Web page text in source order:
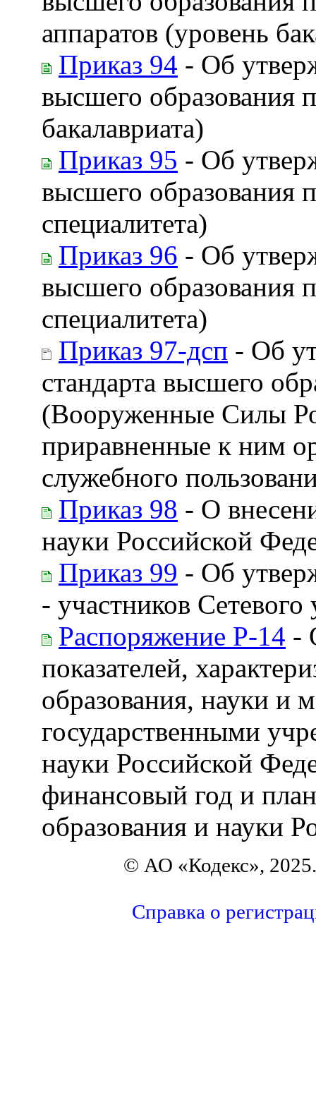
аппаратов (уровень
Приказ 94 - Об
высшего образования
бакалавриата)
Приказ 95 - Об
высшего образования
специалитета)
Приказ 96 - Об
высшего образования
специалитета)
Приказ 97-дсп - Об
стандарта высшего
(Вооруженные Силы
приравненные к ним
служебного
Приказ 98 - О
науки Российской
Приказ 99 - Об
- участников
Распоряжение Р-14 -
показателей,
образования, науки и
государственными
науки Российской
финансовый год и
образования и науки
© АО «Кодекс»,
Справка о